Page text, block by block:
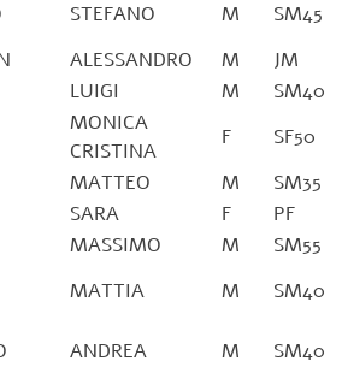
STEFANO M
SM45
ALESSANDRO M
JM
LUIGI M
SM40
MONICA
CRISTINA
F
SF50
MATTEO M
SM35
SARA F
PF
MASSIMO M
SM55
MATTIA M SM40
ANDREA M
SM40